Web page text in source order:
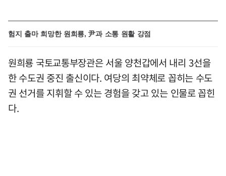
험지 출마 희망한 원희룡, 尹과 소통 원활 강점
원희룡 국토교통부장관은 서울 양천갑에서 내리 3선을
한 수도권 중진 출신이다. 여당의 최약체로 꼽히는 수도
권 선거를 지휘할 수 있는 경험을 갖고 있는 인물로 꼽힌
다.